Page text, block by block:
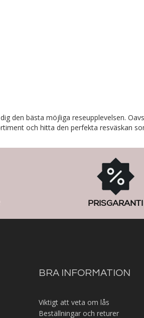
den bästa möjliga reseupplevelsen.
och hitta den perfekta resväskan
PRISGARANTI
BRA INFORMATION
Viktigt att veta om lås
Beställningar och returer